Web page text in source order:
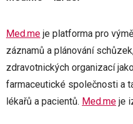
Med.me je platforma pro
záznamů a plánování
zdravotnických organizací
farmaceutické společnosti a
lékařů a pacientů. Med.me je